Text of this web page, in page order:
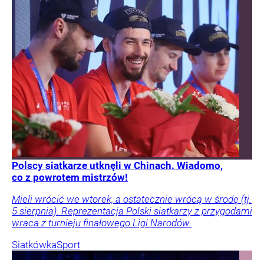
Polscy siatkarze utknęli w Chinach. Wiadomo,
co z powrotem mistrzów!
Mieli wrócić we wtorek, a ostatecznie wrócą w środę (tj.
5 sierpnia). Reprezentacja Polski siatkarzy z przygodami
wraca z turnieju finałowego Ligi Narodów.
SiatkówkaSport